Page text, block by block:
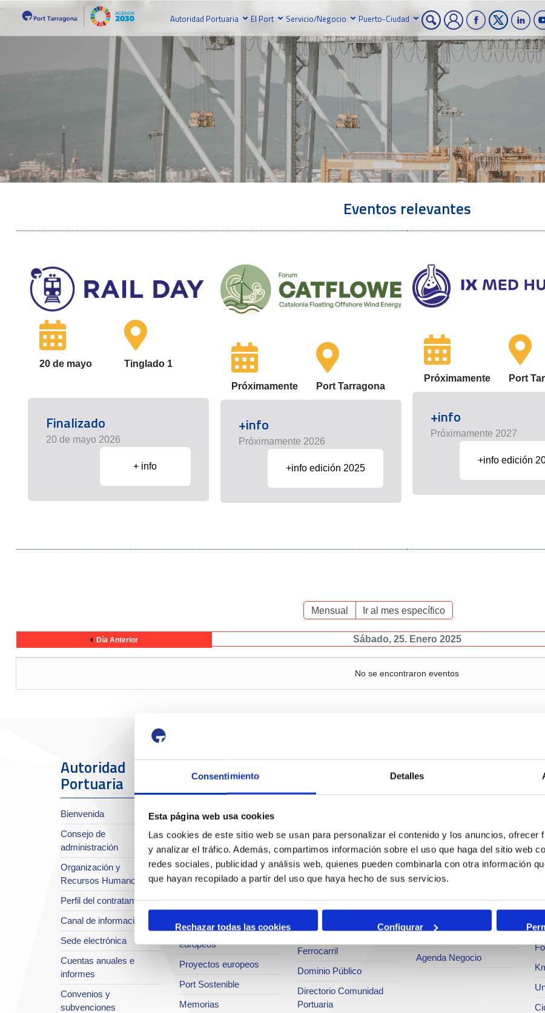
Consentimiento Detalles
Esta página web usa cookies
Las cookies de este sitio web se usan para personalizar el contenido y los anuncios, ofrecer
y analizar el tráfico. Además, compartimos información sobre el uso que haga del sitio web
redes sociales, publicidad y análisis web, quienes pueden combinarla con otra información
que hayan recopilado a partir del uso que haya hecho de sus servicios.
Rechazar todas las cookies Configurar
Autoridad Portuaria El Port Servicio/Negocio Puerto-Ciudad
Eventos relevantes
20 de mayo Tinglado 1
Finalizado
20 de mayo 2026
+ info
Próximamente Port Tarragona
+info
Próximamente 2026
+info edición 2025
Próximamente Port
+info
Próximamente 2027
+info edición
Mensual Ir al mes específico
Día Anterior Sábado, 25. Enero 2025
No se encontraron eventos
Autoridad
Portuaria
Bienvenida
Consejo de
administración
Organización y
Recursos Humanos
Perfil del contratante
Canal de información
Sede electrónica
Cuentas anuales e
informes
Convenios y
subvenciones
El Puerto
Sobre el Port
Situación y accesos
Planificación estratégica
desarrollo
Sistema de Calidad
Innovación y proyectos
europeos
Proyectos europeos
Port Sostenible
Memorias
Servicios
Operaciones y servicios
Bunkering
Servicios comerciales
Solicitud de Servicios
Centro de Acreditaciones
Faros y balizas
Ferrocarril
Dominio Público
Directorio Comunidad
Portuaria
Negocio
Tráficos
SEA - (Sistema de
entregas de
agroalimentarios)
Terminales
Intermodalidad
Zona de Actividades
Agenda Negocio